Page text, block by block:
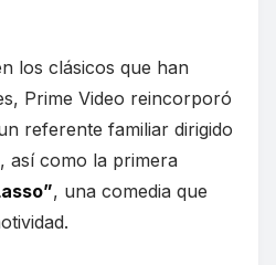
los clásicos que han
Prime Video reincorporó
referente familiar dirigido
así como la primera
, una comedia que